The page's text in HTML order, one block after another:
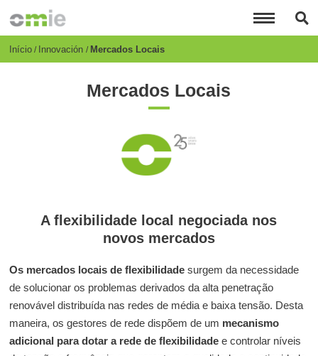
para
conteúdo
Breadcrumb
Início Innovación Mercados Locais
Mercados Locais
A flexibilidade local negociada nos
novos mercados
Os mercados locais de flexibilidade surgem da necessidade
de solucionar os problemas derivados da alta penetração
renovável distribuída nas redes de média e baixa tensão. Desta
maneira, os gestores de rede dispõem de um mecanismo
adicional para dotar a rede de flexibilidade e controlar níveis